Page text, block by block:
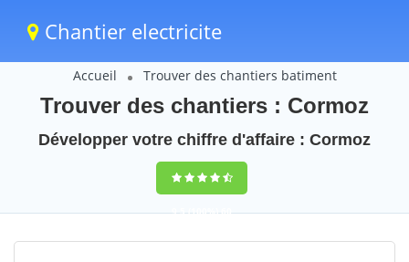
Chantier electricite
Accueil Trouver des chantiers batiment
Trouver des chantiers : Cormoz
Développer votre chiffre d'affaire : Cormoz
9,5(100%)60
votes